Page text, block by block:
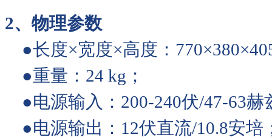
2、物理参数
●长度×宽度×高度：
●重量：24 kg；
●电源输入：200-240伏/
●电源输出：12伏直流/10.8安培